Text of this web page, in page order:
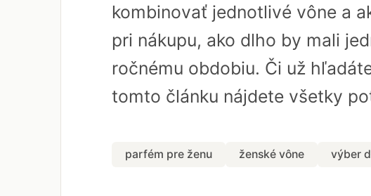
kombinovať jednotlivé vône a
pri nákupu, ako dlho by mali
ročnému obdobiu. Či už
tomto článku nájdete všetky
parfém pre ženu ženské vône výber